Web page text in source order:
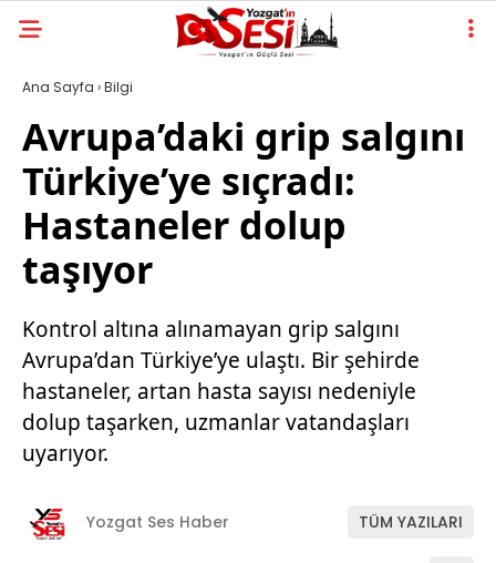
Ana Sayfa ›Bilgi
Avrupa’daki grip salgını
Türkiye’ye sıçradı:
Hastaneler dolup
taşıyor
Kontrol altına alınamayan grip salgını
Avrupa’dan Türkiye’ye ulaştı. Bir şehirde
hastaneler, artan hasta sayısı nedeniyle
dolup taşarken, uzmanlar vatandaşları
uyarıyor.
Yozgat Ses Haber TÜM YAZILARI